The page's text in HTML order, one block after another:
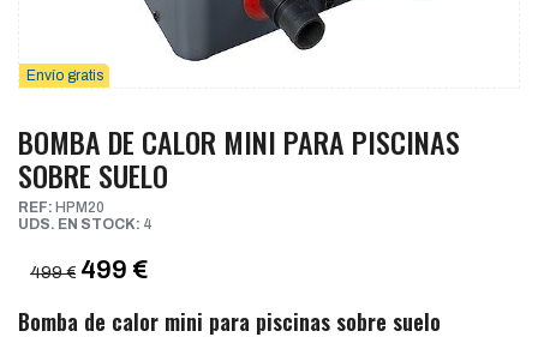
Envío gratis
BOMBA DE CALOR MINI PARA PISCINAS
SOBRE SUELO
REF: HPM20
UDS. EN STOCK: 4
499 € 499 €
Bomba de calor mini para piscinas sobre suelo